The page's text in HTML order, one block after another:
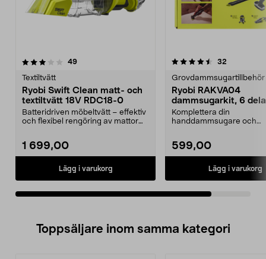
49recensioner
Textiltvätt
Ryobi Swift Clean matt- och
textiltvätt 18V RDC18-0
Batteridriven möbeltvätt – effektiv
och flexibel rengöring av mattor
1 699,00
Lägg i varukorg
4.5av 5 stjärnor 32
Grovdammsugartillbehör
Ryobi RAKVA04
dammsugarkit, 6
Komplettera din
handdammsugare och
599,00
Lägg i varukorg
Toppsäljare inom samma kategori